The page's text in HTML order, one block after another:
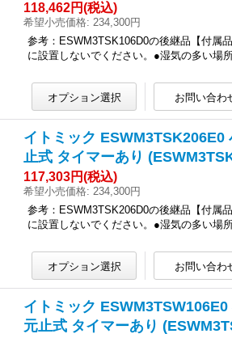
118,462円(税込)
希望小売価格: 234,300円
参考：ESWM3TSK106D0の後継品【付属
に設置しないでください。●湿気の多い場
イトミック
止式 タイマーあり
117,303円(税込)
希望小売価格: 234,300円
参考：ESWM3TSK206D0の後継品【付属
に設置しないでください。●湿気の多い場
イトミック
元止式 タイマーあり